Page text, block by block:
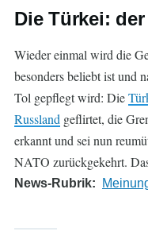
Die Türkei:
Wieder einmal wird die
besonders beliebt ist und
Tol gepflegt wird: Die
Russland geflirtet, die
erkannt und sei nun
NATO zurückgekehrt.
News-Rubrik